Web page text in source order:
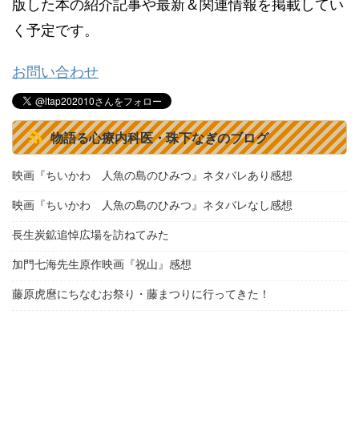
版した本の紹介記事や最新＆関連情報を掲載してい
く予定です。
お問い合わせ
物語る心療内科医・珠下なぎのブログ
映画『ちいかわ 人魚の島のひみつ』ネタバレあり感想
映画『ちいかわ 人魚の島のひみつ』ネタバレなし感想
長生炭鉱追悼広場を訪ねてみた
加門七海先生原作映画『祝山』感想
藤原虎麿にちなむお祭り・藤まつりに行ってきた！